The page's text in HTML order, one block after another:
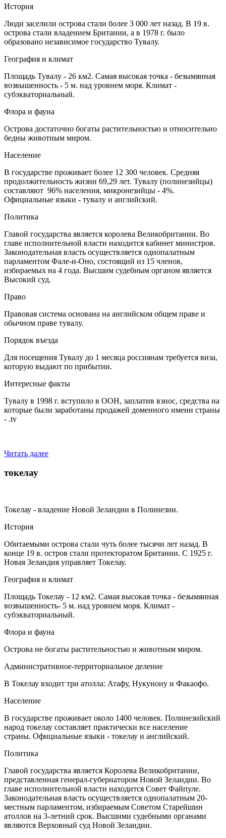
История
Люди заселили острова стали более 3 000 лет назад. В 19 в.
острова стали владением Британии, а в 1978 г. было
образовано независимое государство Тувалу.
География и климат
Площадь Тувалу - 26 км2. Самая высокая точка - безымянная
возвышенность - 5 м. над уровнем моря. Климат -
субэкваториальный.
Флора и фауна
Острова достаточно богаты растительностью и относительно
бедны животным миром.
Население
В государстве проживает более 12 300 человек. Средняя
продолжительность жизни 69,29 лет. Тувалу (полинезийцы)
составляют 96% населения, микронезийцы - 4%.
Официальные языки - тувалу и английский.
Политика
Главой государства является королева Великобритании. Во
главе исполнительной власти находится кабинет министров.
Законодательная власть осуществляется однопалатным
парламентом Фале-и-Оно, состоящий из 15 членов,
избираемых на 4 года. Высшим судебным органом является
Высокий суд.
Право
Правовая система основана на английском общем праве и
обычном праве тувалу.
Порядок въезда
Для посещения Тувалу до 1 месяца россиянам требуется виза,
которую выдают по прибытии.
Интересные факты
Тувалу в 1998 г. вступило в ООН, заплатив взнос, средства на
которые были заработаны продажей доменного имени страны
- .tv
Читать далее
токелау
Токелау - владение Новой Зеландии в Полинезии.
История
Обитаемыми острова стали чуть более тысячи лет назад. В
конце 19 в. остров стали протекторатом Британии. С 1925 г.
Новая Зеландия управляет Токелау.
География и климат
Площадь Токелау - 12 км2. Самая высокая точка - безымянная
возвышенность- 5 м. над уровнем моря. Климат -
субэкваториальный.
Флора и фауна
Острова не богаты растительностью и животным миром.
Административное-территориальное деление
В Токелау входит три атолла: Атафу, Нукунону и Факаофо.
Население
В государстве проживает около 1400 человек. Полинезийский
народ токелау составляет практически все население
страны. Официальные языки - токелау и английский.
Политика
Главой государства является Королева Великобритании,
представленная генерал-губернатором Новой Зеландии. Во
главе исполнительной власти находится Совет Файпуле.
Законодательная власть осуществляется однопалатным 20-
местным парламентом, избираемым Советом Старейшин
атоллов на 3-летний срок. Высшими судебными органами
являются Верховный суд Новой Зеландии.